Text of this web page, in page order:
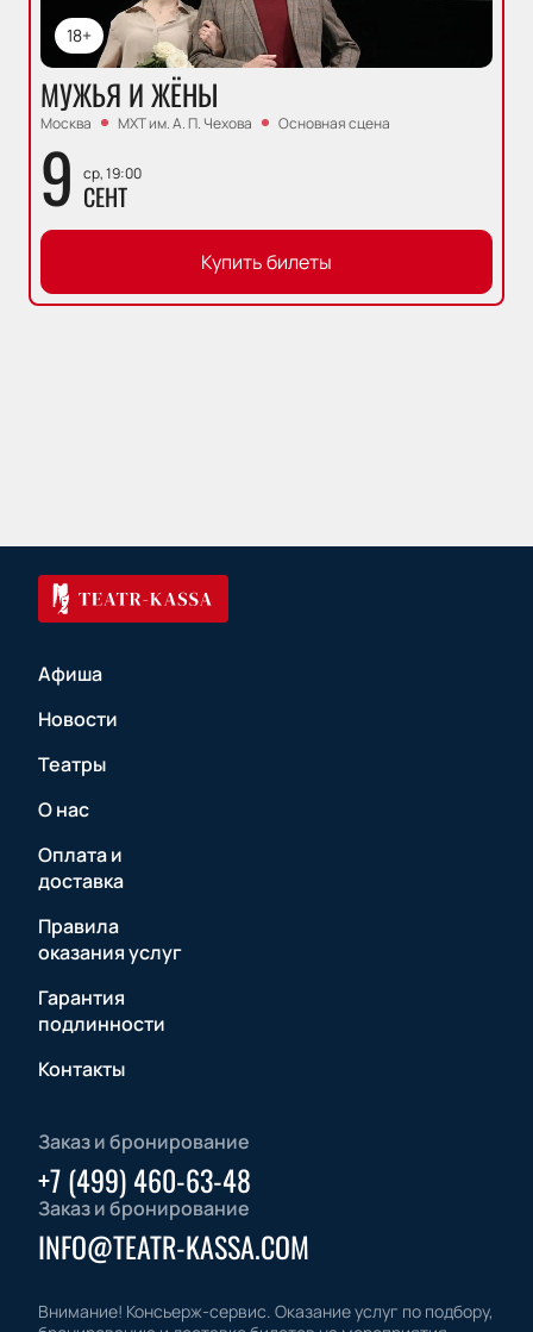
18+
МУЖЬЯ И ЖЁНЫ
Москва МХТ им. А. П. Чехова Основная сцена
9 ср, 19:00
СЕНТ
Купить билеты
Афиша
Новости
Театры
О нас
Оплата и
доставка
Правила
оказания услуг
Гарантия
подлинности
Контакты
Заказ и бронирование
+7 (499) 460-63-48
Заказ и бронирование
INFO@TEATR-KASSA.COM
Внимание! Консьерж-сервис. Оказание услуг по подбору,